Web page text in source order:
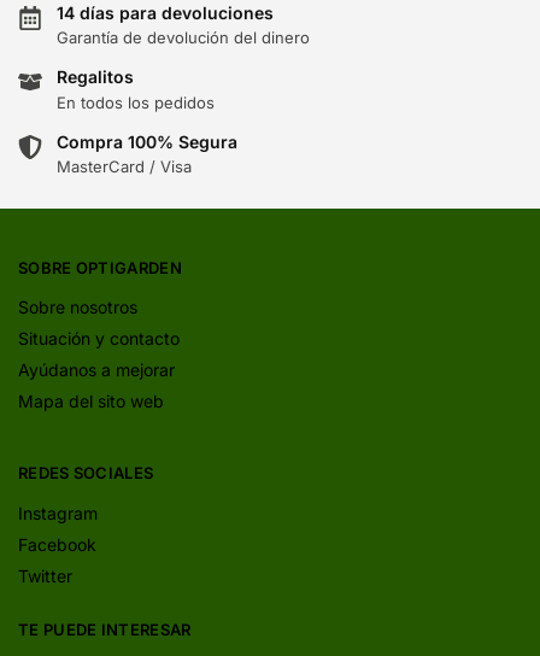
14 días para devoluciones
Garantía de devolución del dinero
Regalitos
En todos los pedidos
Compra 100% Segura
MasterCard / Visa
SOBRE OPTIGARDEN
Sobre nosotros
Situación y contacto
Ayúdanos a mejorar
Mapa del sito web
REDES SOCIALES
Instagram
Facebook
Twitter
TE PUEDE INTERESAR